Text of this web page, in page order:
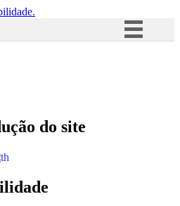
Acesso à informação
do site